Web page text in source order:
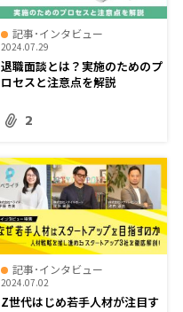
記事･インタビュー
2024.07.29
退職面談とは？実施のためのプ
ロセスと注意点を解説
2
記事･インタビュー
2024.07.02
Z世代はじめ若手人材が注目す